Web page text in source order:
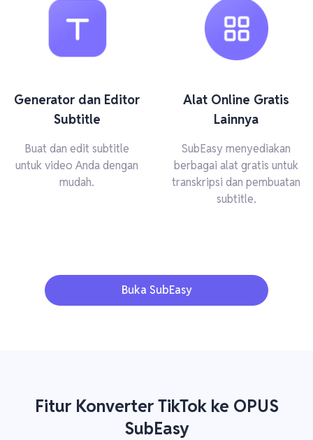
Generator dan Editor
Subtitle
Buat dan edit subtitle
untuk video Anda dengan
mudah.
Alat Online Gratis
Lainnya
SubEasy menyediakan
berbagai alat gratis untuk
transkripsi dan pembuatan
subtitle.
Buka SubEasy
Fitur Konverter TikTok ke OPUS
SubEasy